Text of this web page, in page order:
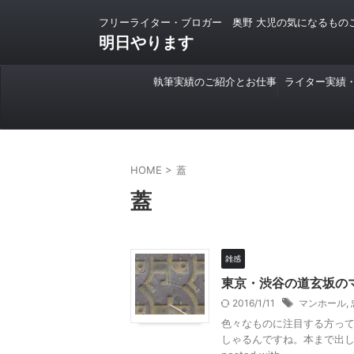
フリーライター・ブロガー 奥野 大児の気になるもの
明日やります
執筆実績のご紹介とお仕事 ライター実績
HOME > 蓋
蓋
雑感
東京・渋谷の道玄坂の
2016/1/11 マンホール,
色々なものに注目する方っ
しゃるんですね。本まで出